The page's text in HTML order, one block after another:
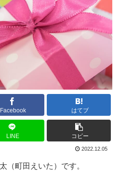
Facebook はてブ
LINE コピー
2022.12.05
（町田えいた）です。